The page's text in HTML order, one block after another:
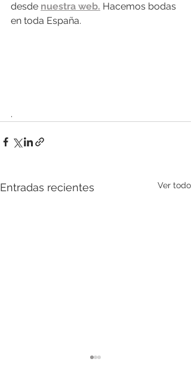
desde nuestra web. Hacemos bodas
en toda España.
.
Entradas recientes Ver todo